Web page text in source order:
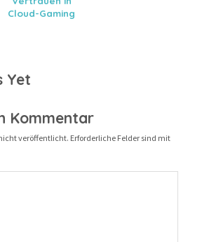
Cloud-Gaming
Yet
Kommentar
veröffentlicht. Erforderliche Felder sind mit